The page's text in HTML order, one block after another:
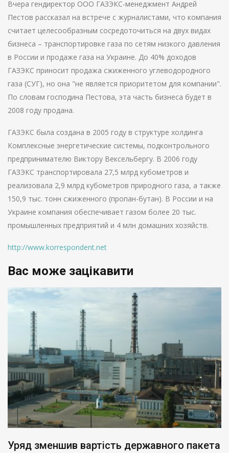
Вчера гендиректор ООО ГАЗЭКС-менеджмент Андрей
Пестов рассказал на встрече с журналистами, что компания
считает целесообразным сосредоточиться на двух видах
бизнеса – транспортировке газа по сетям низкого давления
в России и продаже газа на Украине. До 40% доходов
ГАЗЭКС приносит продажа сжиженного углеводородного
газа (СУГ), но она "не является приоритетом для компании".
По словам господина Пестова, эта часть бизнеса будет в
2008 году продана.
ГАЗЭКС была создана в 2005 году в структуре холдинга
Комплексные энергетические системы, подконтрольного
предпринимателю Виктору Вексельбергу. В 2006 году
ГАЗЭКС транспортировала 27,5 млрд кубометров и
реализовала 2,9 млрд кубометров природного газа, а также
150,9 тыс. тонн сжиженного (пропан-бутан). В России и на
Украине компания обеспечивает газом более 20 тыс.
промышленных предприятий и 4 млн домашних хозяйств.
http://www.korrespondent.net
Вас може зацікавити
Уряд зменшив вартість державного пакета